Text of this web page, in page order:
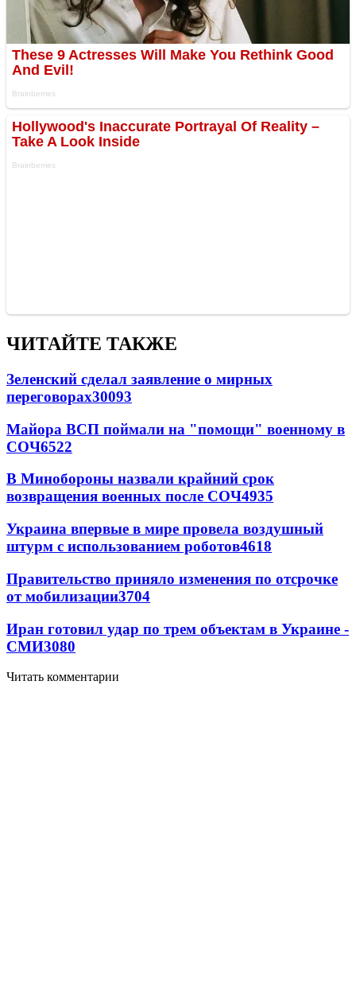
ЧИТАЙТЕ ТАКЖЕ
Зеленский сделал заявление о мирных
переговорах30093
Майора ВСП поймали на "помощи" военному в
СОЧ6522
В Минобороны назвали крайний срок
возвращения военных после СОЧ4935
Украина впервые в мире провела воздушный
штурм с использованием роботов4618
Правительство приняло изменения по отсрочке
от мобилизации3704
Иран готовил удар по трем объектам в Украине -
СМИ3080
Читать комментарии